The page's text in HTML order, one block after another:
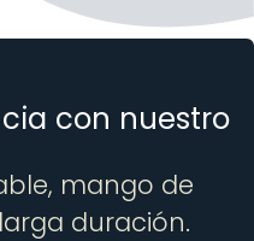
con nuestro
mango de
duración.